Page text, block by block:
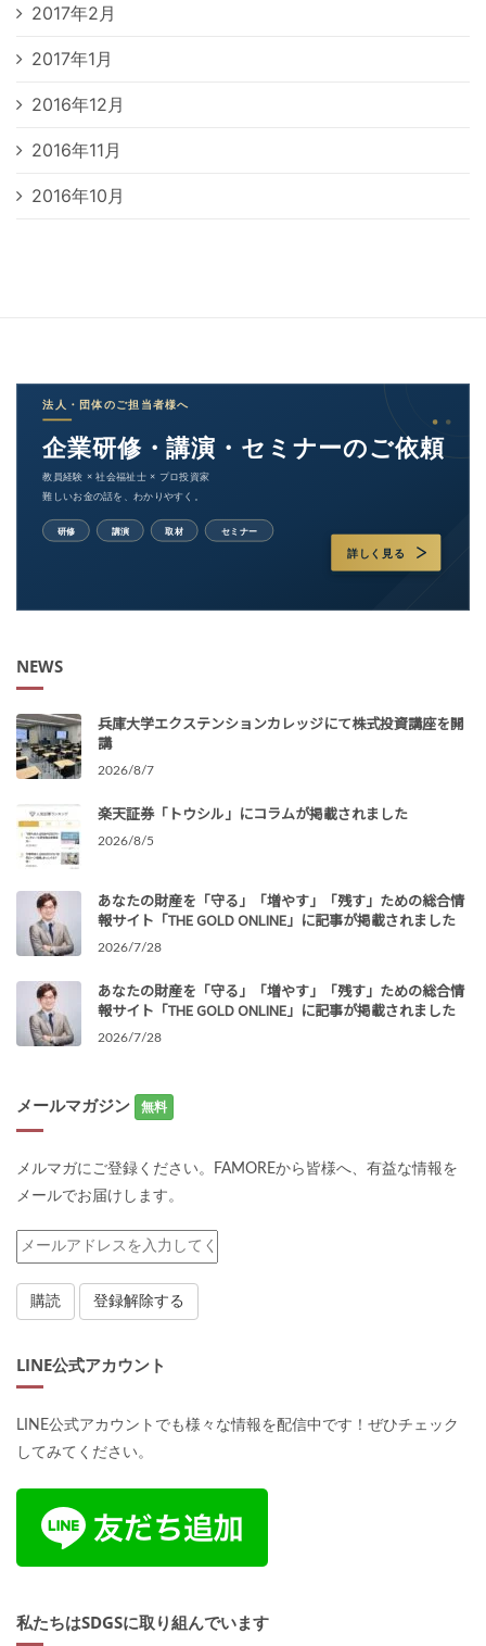
2017年2月
2017年1月
2016年12月
2016年11月
2016年10月
NEWS
兵庫大学エクステンションカレッジにて株式投資講座を開
講
2026/8/7
楽天証券「トウシル」にコラムが掲載されました
2026/8/5
あなたの財産を「守る」「増やす」「残す」ための総合情
報サイト「THE GOLD ONLINE」に記事が掲載されました
2026/7/28
あなたの財産を「守る」「増やす」「残す」ための総合情
報サイト「THE GOLD ONLINE」に記事が掲載されました
2026/7/28
メールマガジン 無料
メルマガにご登録ください。FAMOREから皆様へ、有益な情報を
メールでお届けします。
LINE公式アカウント
LINE公式アカウントでも様々な情報を配信中です！ぜひチェック
してみてください。
私たちはSDGSに取り組んでいます